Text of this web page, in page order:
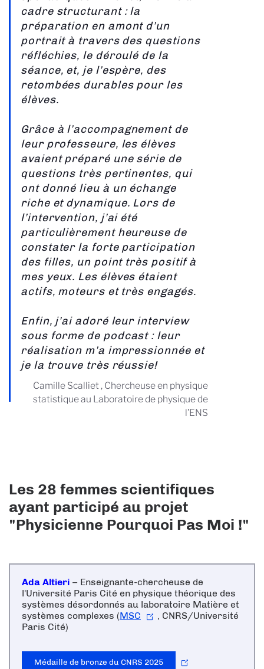
cadre structurant : la
préparation en amont d’un
portrait à travers des questions
réfléchies, le déroulé de la
séance, et, je l’espère, des
retombées durables pour les
élèves.
Grâce à l’accompagnement de
leur professeure, les élèves
avaient préparé une série de
questions très pertinentes, qui
ont donné lieu à un échange
riche et dynamique. Lors de
l’intervention, j’ai été
particulièrement heureuse de
constater la forte participation
des filles, un point très positif à
mes yeux. Les élèves étaient
actifs, moteurs et très engagés.
Enfin, j’ai adoré leur interview
sous forme de podcast : leur
réalisation m’a impressionnée et
je la trouve très réussie!
Camille Scalliet , Chercheuse en physique
statistique au Laboratoire de physique de
l’ENS
Les 28 femmes scientifiques
ayant participé au projet
"Physicienne Pourquoi Pas Moi !"
Ada Altieri – Enseignante-chercheuse de
l'Université Paris Cité en physique théorique des
systèmes désordonnés au laboratoire Matière et
systèmes complexes (MSC
, CNRS/Université
Paris Cité)
Médaille de bronze du CNRS 2025